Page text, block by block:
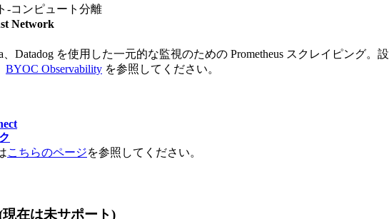
-コンピュート分離
Network
、Datadog を使用した一元的な監視のための Prometheus スクレイピング。設
BYOC Observability を参照してください。
こちらのページを参照してください。
在は未サポート)